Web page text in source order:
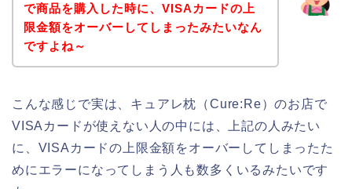
で商品を購入した時に、VISAカードの上
限金額をオーバーしてしまったみたいなん
ですよね～
こんな感じで実は、キュアレ枕（Cure:Re）のお店で
VISAカードが使えない人の中には、上記の人みたい
に、VISAカードの上限金額をオーバーしてしまったた
めにエラーになってしまう人も数多くいるみたいです